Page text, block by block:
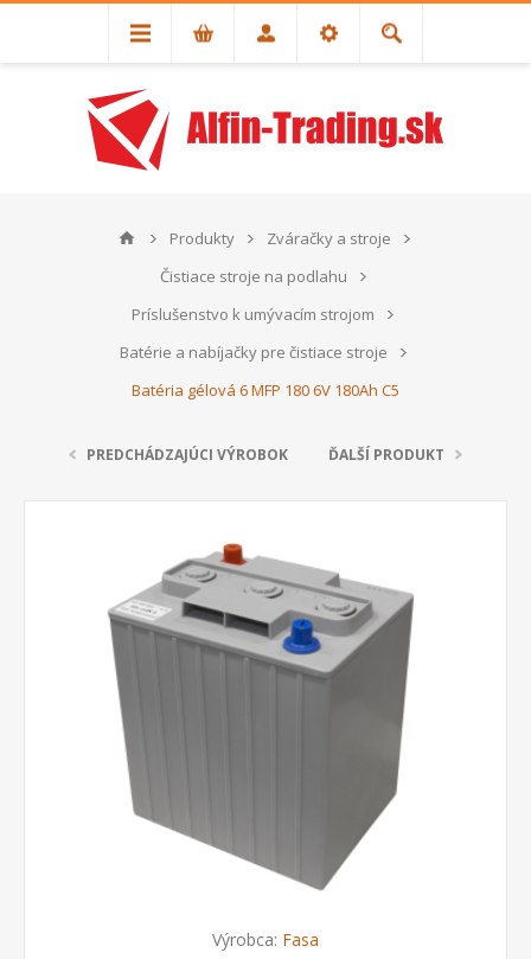
Produkty
Zváračky a stroje
Čistiace stroje na podlahu
Príslušenstvo k umývacím strojom
Batérie a nabíjačky pre čistiace stroje
Batéria gélová 6 MFP 180 6V 180Ah C5
PREDCHÁDZAJÚCI VÝROBOK ĎALŠÍ PRODUKT
Výrobca: Fasa